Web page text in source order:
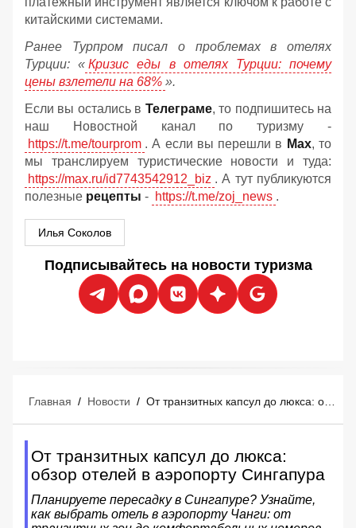
китайскими системами.
Ранее Турпром писал о проблемах в отелях
Турции: « Кризис еды в отелях Турции: почему
цены взлетели на 68% ».
Если вы остались в Телеграме, то подпишитесь на
наш Новостной канал по туризму -
https://t.me/tourprom . А если вы перешли в Мах, то
мы транслируем туристические новости и туда:
https://max.ru/id7743542912_biz . А тут публикуются
полезные рецепты - https://t.me/zoj_news .
Илья Соколов
Подписывайтесь на новости туризма
Главная / Новости / От транзитных капсул до люкса: обзор отелей в аэропорту Сингапура
От транзитных капсул до люкса:
обзор отелей в аэропорту Сингапура
Планируете пересадку в Сингапуре? Узнайте,
как выбрать отель в аэропорту Чанги: от